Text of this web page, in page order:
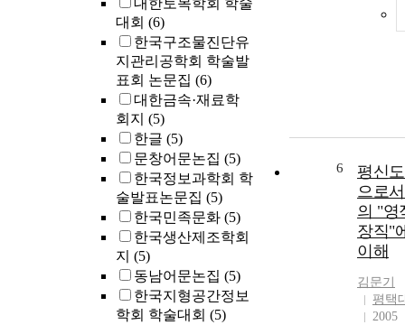
대한토목학회 학술
대회 (6)
한국구조물진단유
지관리공학회 학술발
표회 논문집 (6)
대한금속·재료학
회지 (5)
한글 (5)
문창어문논집 (5)
한국정보과학회 학
술발표논문집 (5)
한국민족문화 (5)
한국생산제조학회
지 (5)
동남어문논집 (5)
한국지형공간정보
학회 학술대회 (5)
6
평신
으로
의 "영
장직"
이해
김문기
평택
2005